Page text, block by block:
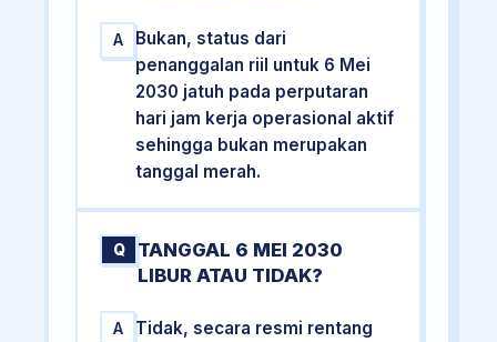
A
Bukan, status dari
penanggalan riil untuk 6 Mei
2030 jatuh pada perputaran
hari jam kerja operasional aktif
sehingga bukan merupakan
tanggal merah.
Q
TANGGAL 6 MEI 2030
LIBUR ATAU TIDAK?
A
Tidak, secara resmi rentang